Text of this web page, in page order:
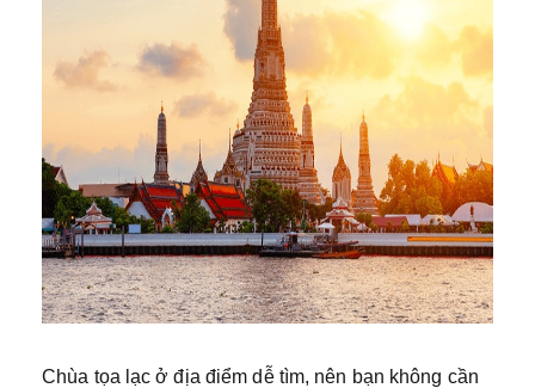
Chùa tọa lạc ở địa điểm dễ tìm, nên bạn không cần